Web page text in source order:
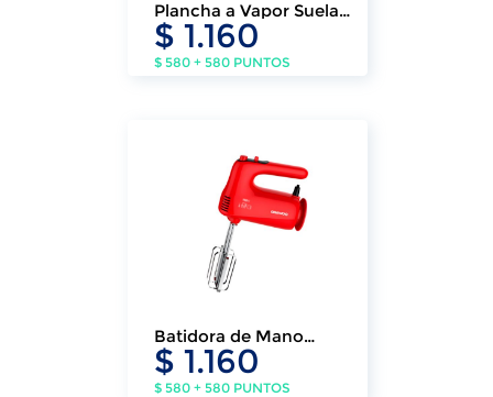
Plancha a Vapor Suela
Antiadeherente
$ 1.160
$ 580 + 580 PUNTOS
Batidora de Mano
Daewoo
$ 1.160
$ 580 + 580 PUNTOS